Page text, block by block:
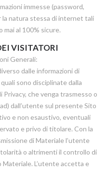
immesse (password,
la natura stessa di internet tali
mai al 100% sicure.
VISITATORI
Generali:
dalle informazioni di
sono disciplinate dalla
Privacy, che venga trasmesso o
dall’utente sul presente Sito
e non esaustivo, eventuali
e privo di titolare. Con la
di Materiale l’utente
o altrimenti il controllo di
L’utente accetta e